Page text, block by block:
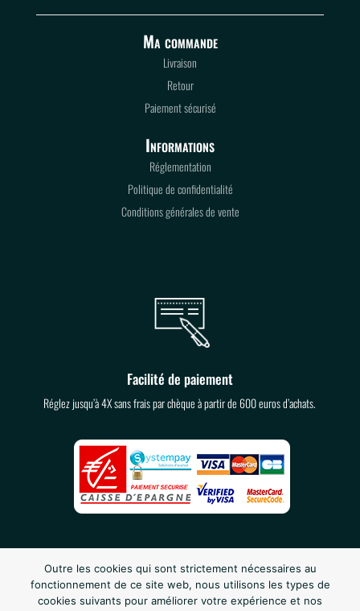
Ma commande
Livraison
Retour
Paiement sécurisé
Informations
Réglementation
Politique de confidentialité
Conditions générales de vente
Facilité de paiement
Réglez jusqu’à 4X sans frais par chèque à partir de 600 euros d’achats.
Outre les cookies qui sont strictement nécessaires au
fonctionnement de ce site web, nous utilisons les types de
cookies suivants pour améliorer votre expérience et nos